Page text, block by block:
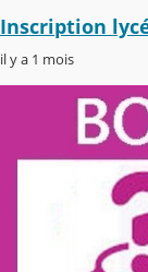
Inscription
il y a 1 mois